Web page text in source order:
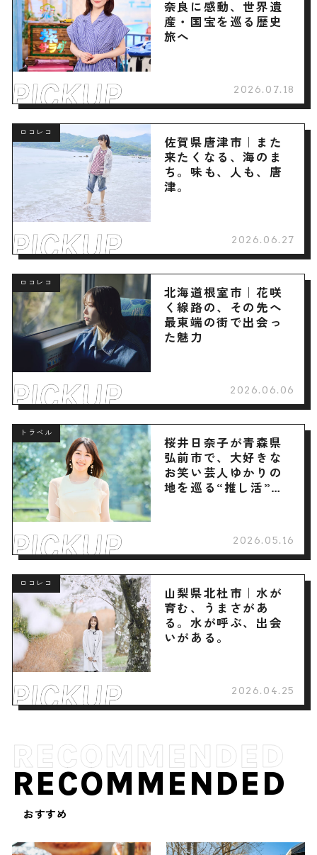
奈良に感動、世界遺
産・国宝を巡る歴史
旅へ
2026.07.18
ロコレコ
佐賀県唐津市｜また
来たくなる、海のま
ち。味も、人も、唐
津。
2026.06.27
ロコレコ
北海道根室市｜花咲
く線路の、その先へ
最東端の街で出会っ
た魅力
2026.06.06
トラベル
桜井日奈子が青森県
弘前市で、大好きな
お笑い芸人ゆかりの
地を巡る“推し活”旅
2026.05.16
ロコレコ
山梨県北杜市｜水が
育む、うまさがあ
る。水が呼ぶ、出会
いがある。
2026.04.25
RECOMMENDED
おすすめ